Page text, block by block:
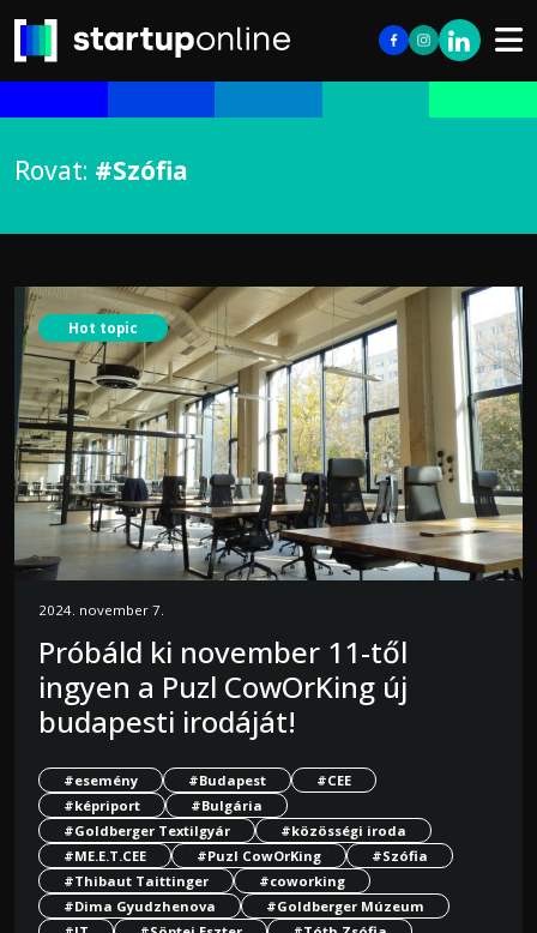
Rovat: #Szófia
Hot topic
2024. november 7.
Próbáld ki november 11-től
ingyen a Puzl CowOrKing új
budapesti irodáját!
#esemény #Budapest
#CEE
#képriport
#Bulgária
#Goldberger Textilgyár
#közösségi iroda
#ME.E.T.CEE
#Puzl CowOrKing
#Szófia
#Thibaut Taittinger
#coworking
#Dima Gyudzhenova
#Goldberger Múzeum